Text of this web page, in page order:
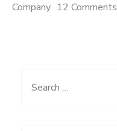
Company 12 Comments
Search